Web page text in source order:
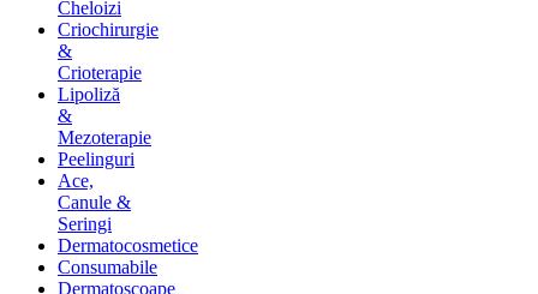
Cheloizi
Criochirurgie
&
Crioterapie
Lipoliză
&
Mezoterapie
Peelinguri
Ace,
Canule &
Seringi
Dermatocosmetice
Consumabile
Dermatoscoape